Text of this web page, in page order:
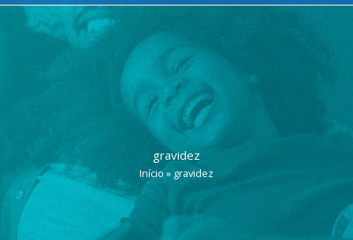
gravidez
Início » gravidez